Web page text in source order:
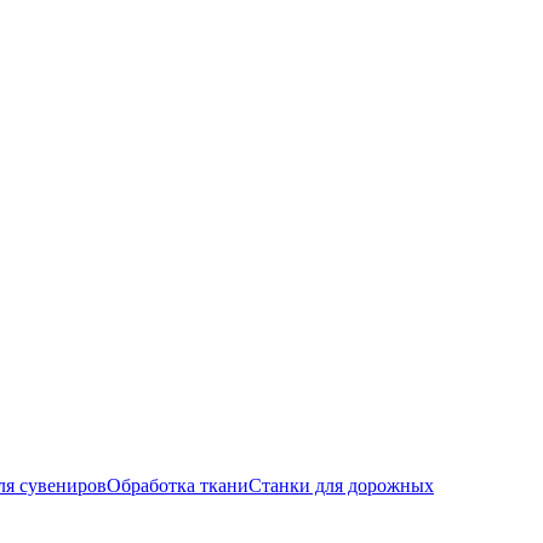
сувенировОбработка тканиСтанки для дорожных